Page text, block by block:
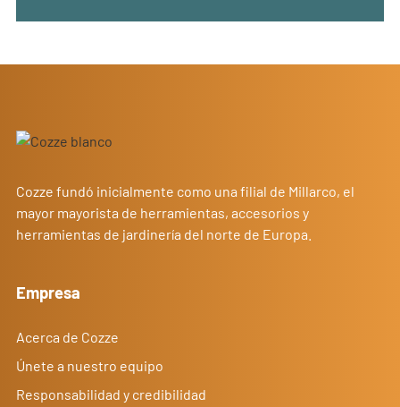
Cozze fundó inicialmente como una filial de Millarco, el
mayor mayorista de herramientas, accesorios y
herramientas de jardinería del norte de Europa.
Empresa
Acerca de Cozze
Únete a nuestro equipo
Responsabilidad y credibilidad